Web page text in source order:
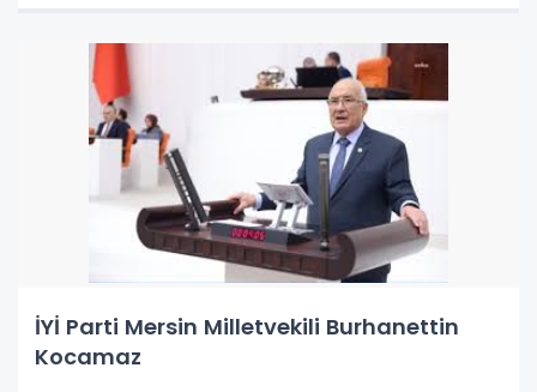
İYİ Parti Mersin Milletvekili Burhanettin
Kocamaz